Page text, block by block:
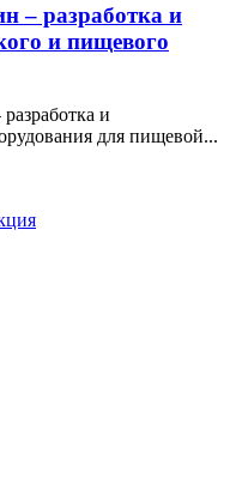
разработка и
и пищевого
и
для пищевой...